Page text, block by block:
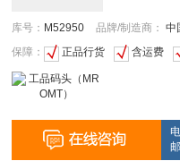
库号： M52950 品牌/制造商： 中
保障：
正品行货 含运费